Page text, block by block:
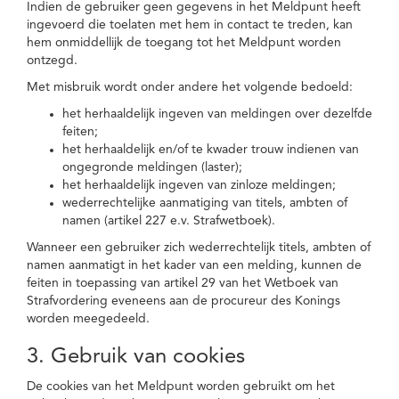
Indien de gebruiker geen gegevens in het Meldpunt heeft
ingevoerd die toelaten met hem in contact te treden, kan
hem onmiddellijk de toegang tot het Meldpunt worden
ontzegd.
Met misbruik wordt onder andere het volgende bedoeld:
het herhaaldelijk ingeven van meldingen over dezelfde
feiten;
het herhaaldelijk en/of te kwader trouw indienen van
ongegronde meldingen (laster);
het herhaaldelijk ingeven van zinloze meldingen;
wederrechtelijke aanmatiging van titels, ambten of
namen (artikel 227 e.v. Strafwetboek).
Wanneer een gebruiker zich wederrechtelijk titels, ambten of
namen aanmatigt in het kader van een melding, kunnen de
feiten in toepassing van artikel 29 van het Wetboek van
Strafvordering eveneens aan de procureur des Konings
worden meegedeeld.
3. Gebruik van cookies
De cookies van het Meldpunt worden gebruikt om het